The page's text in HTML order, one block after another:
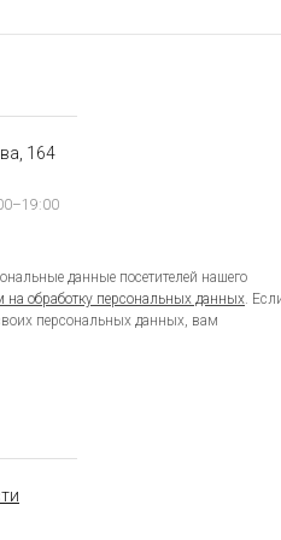
164
данные посетителей нашего
на обработку персональных данных.
персональных данных, вам